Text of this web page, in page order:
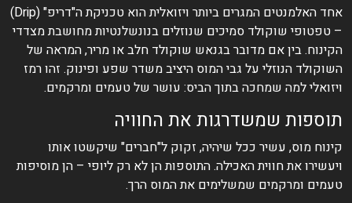
אחד האלמנטים המגרים ביותר ויזואלית הוא טכניקת ה"דריפ" (Drip)
– טפטופי שוקולד סמיכים שנוזלים בנונשלנטיות מחושבת מצדדי
הקינוח. בין אם מדובר בגנאש שוקולד חלב או מריר, המראה של
השוקולד הנוזלי על גבי המוס היציב משדר שפע ופינוק. זהו רמז
ויזואלי למה שמחכה בתוך הביס: עושר של טעמים ומרקמים.
תוספות שמשדרגות את החוויה
קינוח מוס, עשיר ככל שיהיה, זקוק ל"חברים" שיקשטו אותו
ויעשירו את חווית האכילה. התוספות הן לא רק ליופי – הן מוסיפות
טעמים ומרקמים שמשלימים את המוס הרך.